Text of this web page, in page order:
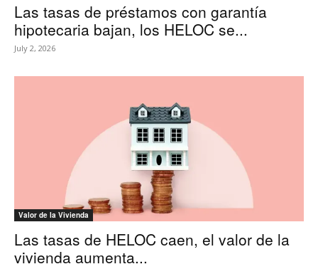
Las tasas de préstamos con garantía
hipotecaria bajan, los HELOC se...
July 2, 2026
Valor de la Vivienda
Las tasas de HELOC caen, el valor de la
vivienda aumenta...